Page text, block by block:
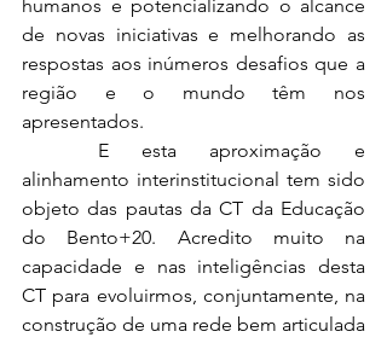
humanos e potencializando o alcance
de novas iniciativas e melhorando as
respostas aos inúmeros desafios que a
região e o mundo têm nos
apresentados.
alinhamento interinstitucional tem sido
objeto das pautas da CT da Educação
do Bento+20. Acredito muito na
capacidade e nas inteligências desta
CT para evoluirmos, conjuntamente, na
construção de uma rede bem articulada